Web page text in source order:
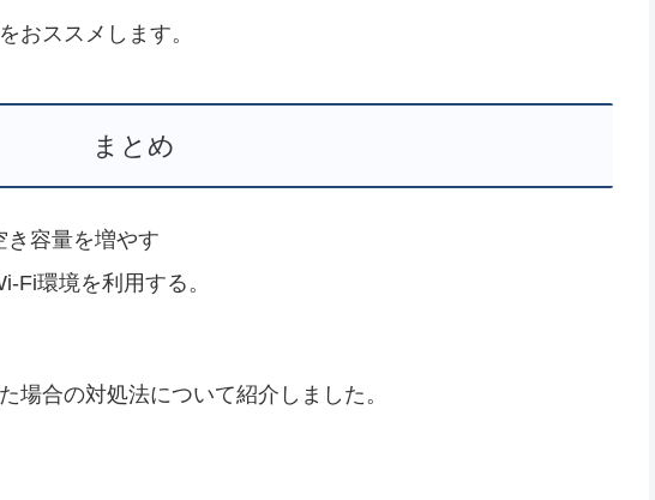
おススメします。
まとめ
き容量を増やす
Fi環境を利用する。
場合の対処法について紹介しました。